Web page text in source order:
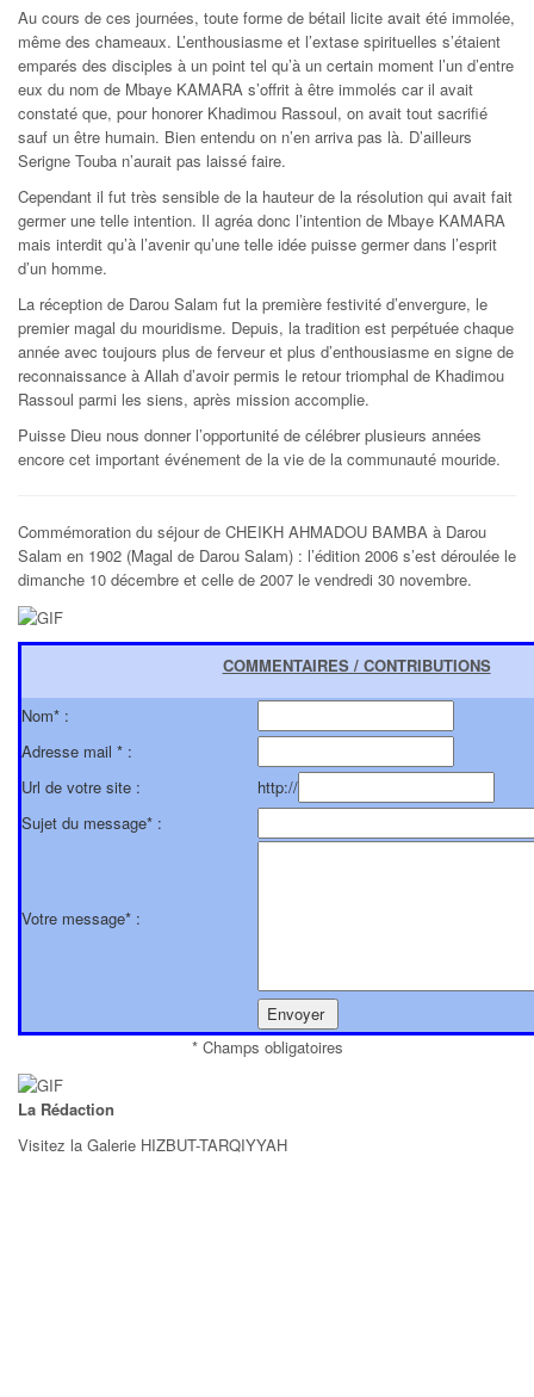
Au cours de ces journées, toute forme de bétail licite avait été immolée,
même des chameaux. L’enthousiasme et l’extase spirituelles s’étaient
emparés des disciples à un point tel qu’à un certain moment l’un d’entre
eux du nom de Mbaye KAMARA s’offrit à être immolés car il avait
constaté que, pour honorer Khadimou Rassoul, on avait tout sacrifié
sauf un être humain. Bien entendu on n’en arriva pas là. D’ailleurs
Serigne Touba n’aurait pas laissé faire.
Cependant il fut très sensible de la hauteur de la résolution qui avait fait
germer une telle intention. Il agréa donc l’intention de Mbaye KAMARA
mais interdit qu’à l’avenir qu’une telle idée puisse germer dans l’esprit
d’un homme.
La réception de Darou Salam fut la première festivité d’envergure, le
premier magal du mouridisme. Depuis, la tradition est perpétuée chaque
année avec toujours plus de ferveur et plus d’enthousiasme en signe de
reconnaissance à Allah d’avoir permis le retour triomphal de Khadimou
Rassoul parmi les siens, après mission accomplie.
Puisse Dieu nous donner l’opportunité de célébrer plusieurs années
encore cet important événement de la vie de la communauté mouride.
Commémoration du séjour de CHEIKH AHMADOU BAMBA à Darou
Salam en 1902 (Magal de Darou Salam) : l’édition 2006 s’est déroulée le
dimanche 10 décembre et celle de 2007 le vendredi 30 novembre.
COMMENTAIRES / CONTRIBUTIONS
Nom* :
Adresse mail * :
Url de votre site :
http://
Sujet du message* :
Votre message* :
* Champs obligatoires
La Rédaction
Visitez la Galerie HIZBUT-TARQIYYAH